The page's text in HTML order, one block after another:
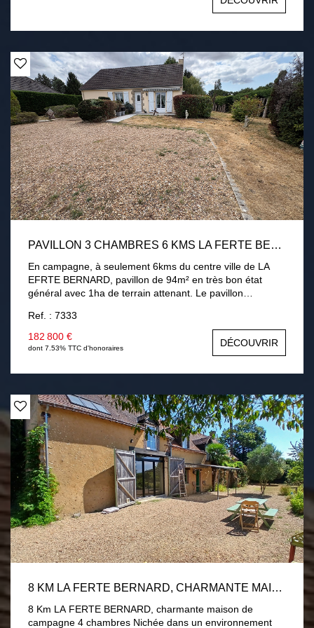
3000 m2 environ avec terrasse, cour intérieur et appentis
chauffage électrique, conduit existant pour poêle Tout à
l'égout Une visite s'impose !
PAVILLON 3 CHAMBRES 6 KMS LA FERTE BERNARD 1HA DE TERRAIN
En campagne, à seulement 6kms du centre ville de LA
EFRTE BERNARD, pavillon de 94m² en très bon état
général avec 1ha de terrain attenant. Le pavillon
salon-séjour avec poêle à granulés, une chambre, une
salle d'eau. En demi palier deux chambres. Garage,
buanderie. Menuiseries PVC double vitrage volets
roulants électrique. Assainissement par fosse toutes eaux
conforme. Terrain de 1 hectare divisé en près et verger
Ref. : 7333
182 800 €
dont 7.53% TTC d'honoraires DÉCOUVRIR
8 KM LA FERTE BERNARD, CHARMANTE MAISON DE CAMPAGNE 4 CHAMBRES
8 Km LA FERTE BERNARD, charmante maison de
campagne 4 chambres Nichée dans un environnement